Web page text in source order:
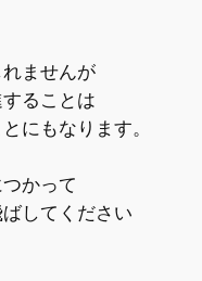
ませんが
ることは
もなります。
かって
してください